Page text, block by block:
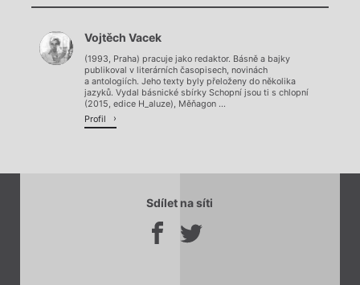
Chviličku.
Načítá se.
Vojtěch Vacek
(1993, Praha) pracuje jako redaktor. Básně a bajky
publikoval v literárních časopisech, novinách
a antologiích. Jeho texty byly přeloženy do několika
jazyků. Vydal básnické sbírky Schopní jsou ti s chlopní
(2015, edice H_aluze), Měňagon ...
Profil
Sdílet na síti